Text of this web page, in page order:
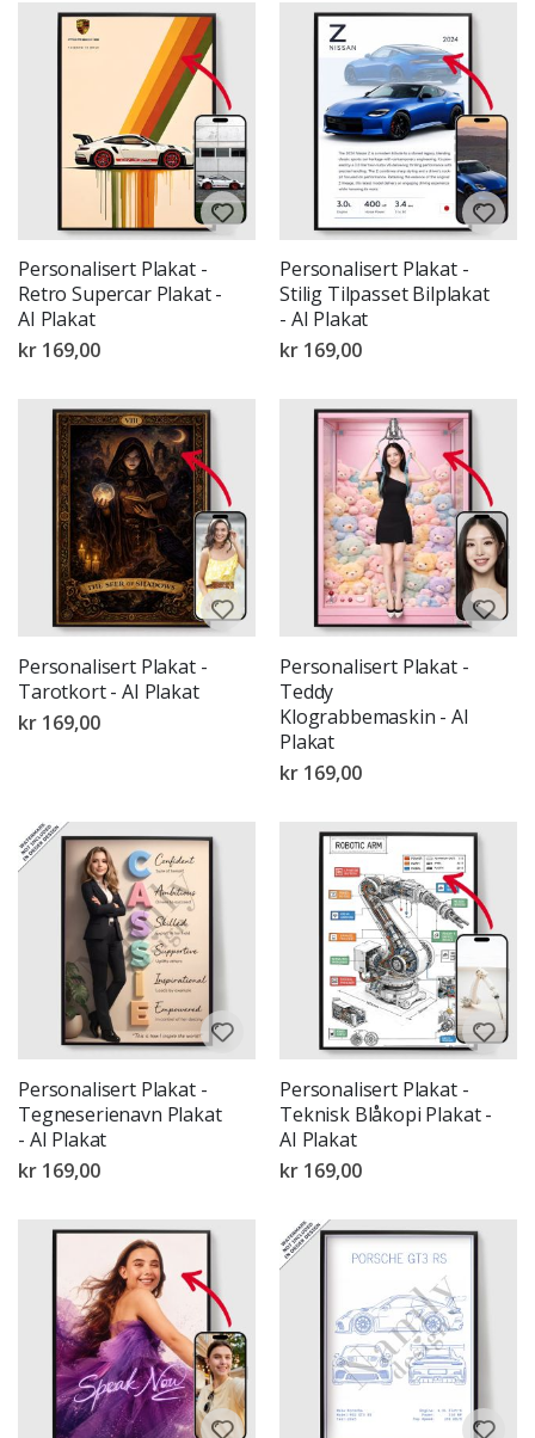
Personalisert Plakat -
Retro Supercar Plakat -
AI Plakat
kr 169,00
Personalisert Plakat -
Stilig Tilpasset Bilplakat
- AI Plakat
kr 169,00
Personalisert Plakat -
Tarotkort - AI Plakat
kr 169,00
Personalisert Plakat -
Teddy
Klograbbemaskin - AI
Plakat
kr 169,00
Personalisert Plakat -
Tegneserienavn Plakat
- AI Plakat
kr 169,00
Personalisert Plakat -
Teknisk Blåkopi Plakat -
AI Plakat
kr 169,00